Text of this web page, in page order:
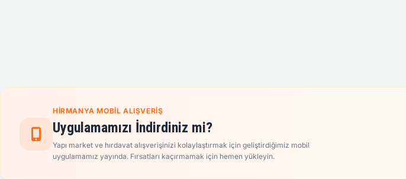
HIRMANYA MOBIL ALIŞVERIŞ
Uygulamamızı İndirdiniz mi?
Yapı market ve hırdavat alışverişinizi kolaylaştırmak için geliştirdiğimiz mobil
uygulamamız yayında. Fırsatları kaçırmamak için hemen yükleyin.